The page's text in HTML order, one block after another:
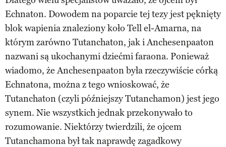
Echnaton. Dowodem na poparcie tej tezy jest pęknięty
blok wapienia znaleziony koło Tell el-Amarna, na
którym zarówno Tutanchaton, jak i Anchesenpaaton
nazwani są ukochanymi dziećmi faraona. Ponieważ
wiadomo, że Anchesenpaaton była rzeczywiście córką
Echnatona, można z tego wnioskować, że
Tutanchaton (czyli późniejszy Tutanchamon) jest jego
synem. Nie wszystkich jednak przekonywało to
rozumowanie. Niektórzy twierdzili, że ojcem
Tutanchamona był tak naprawdę zagadkowy